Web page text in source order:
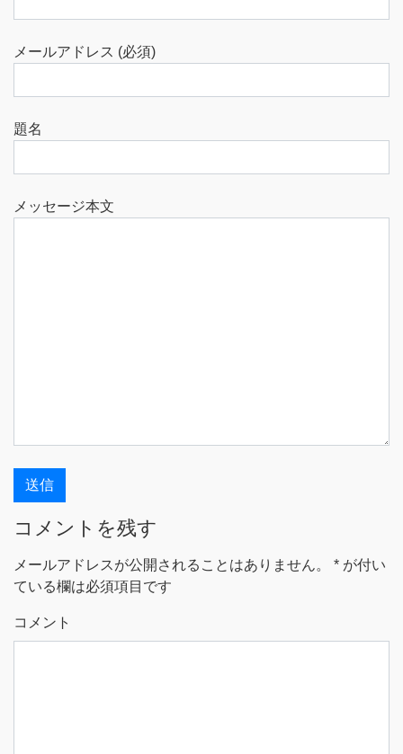
メールアドレス (必須)
題名
メッセージ本文
コメントを残す
メールアドレスが公開されることはありません。 * が付い
ている欄は必須項目です
コメント